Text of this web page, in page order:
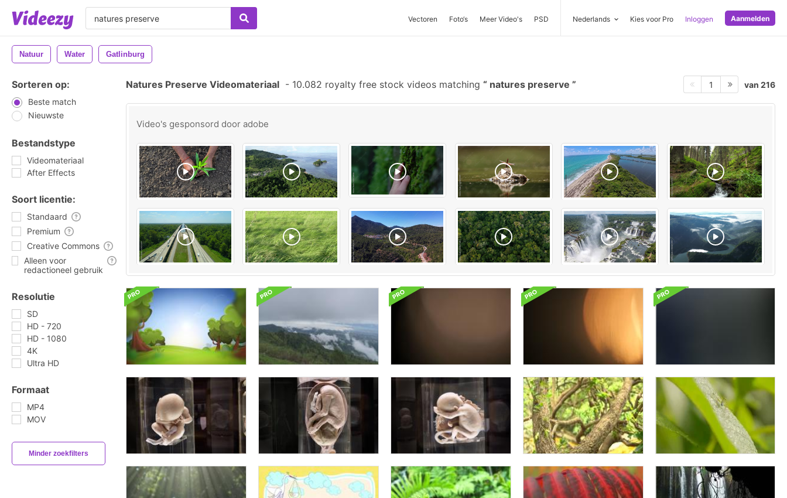
Vectoren Foto‘s Meer Video's PSD Nederlands Kies voor Pro Inloggen Aanmelden
Natuur Water Gatlinburg
Sorteren op:
Beste match
Nieuwste
Bestandstype
Videomateriaal
After Effects
Soort licentie:
Standaard
Premium
Creative Commons
Alleen voor
redactioneel gebruik
Resolutie
SD
HD - 720
HD - 1080
4K
Ultra HD
Formaat
MP4
MOV
Minder zoekfilters
Natures Preserve Videomateriaal - 10.082 royalty free stock videos matching natures preserve 1 van 216
Video's gesponsord door adobe